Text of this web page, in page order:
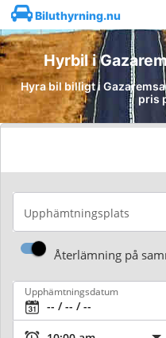
Biluthyrning.nu
Hyrbil i
Hyra bil billigt i
pris
Upphämtningsplats
Återlämning på
Upphämtningsdatum